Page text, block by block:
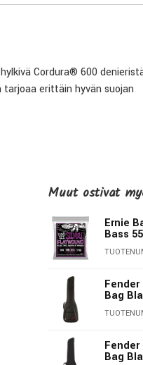
Cordura® 600
erittäin hyvän suojan
konsertteihin. Kaikki
alueella sekä
se ei väänny edes pitkän
Muut ostivat
Ernie
Bass
Fender
Bag
Fender
Bag